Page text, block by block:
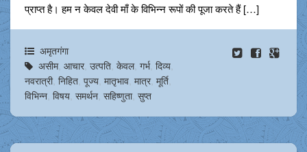
प्राप्त है। हम न केवल देवी माँ के विभिन्न रूपों की पूजा करते हैं […]
अमृतगंगा
असीम, आचार, उत्पति, केवल, गर्भ, दिव्य,
नवरात्री, निहित, पूज्य, मातृभाव, मात्र, मूर्ति,
विभिन्न, विषय, समर्थन, सहिष्णुता, सुप्त